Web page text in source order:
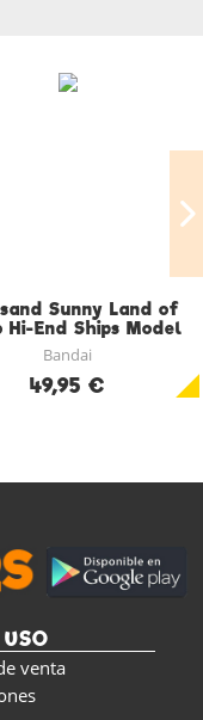
Sunny Land of
Hi-End Ships Model
Kit Figura 30 CM
Bandai
49,95 €
venta